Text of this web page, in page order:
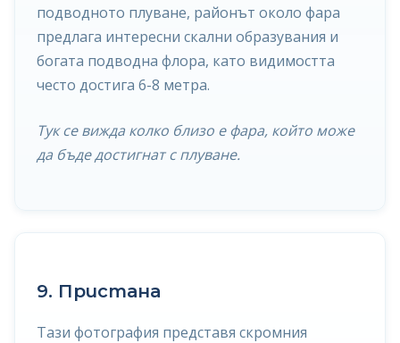
подводното плуване, районът около фара
предлага интересни скални образувания и
богата подводна флора, като видимостта
често достига 6-8 метра.
Тук се вижда колко близо е фара, който може
да бъде достигнат с плуване.
9. Пристана
Тази фотография представя скромния